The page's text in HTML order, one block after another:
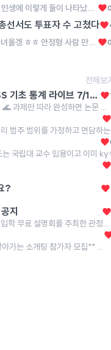
갑자기 인생에 이렇게 둘이 나타났다면, 어느 분을 알아가보고 싶어? 이상형이 전혀 안 끌리는 게 아니라 끌림의 정도가 40,60 정도로 후자가 더 커 0
서도 투표자 수 고쳤다
다녀올겡 ㅎㅎ 안정형 사람 만나고 싶다 0
전체보기
📌 [무료 웨비나] 논쓰남 SPSS 기초 통계 라이브 7/12일, 14일
과제만 따라 완성하면 논문 ...
국립대 교수 임용이고 이미 ky
?
지
무료 설명회를 주최한 관정...
가는 소개팅 참가자 모집** ...